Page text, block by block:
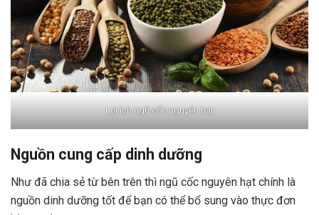
Lợi ích ngũ cốc nguyên hạt
Nguồn cung cấp dinh dưỡng
Như đã chia sẻ từ bên trên thì ngũ cốc nguyên hạt chính là
nguồn dinh dưỡng tốt để bạn có thể bổ sung vào thực đơn